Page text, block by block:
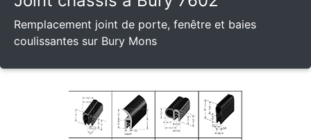
Remplacement joint de porte, fenêtre et baies
coulissantes sur Bury Mons